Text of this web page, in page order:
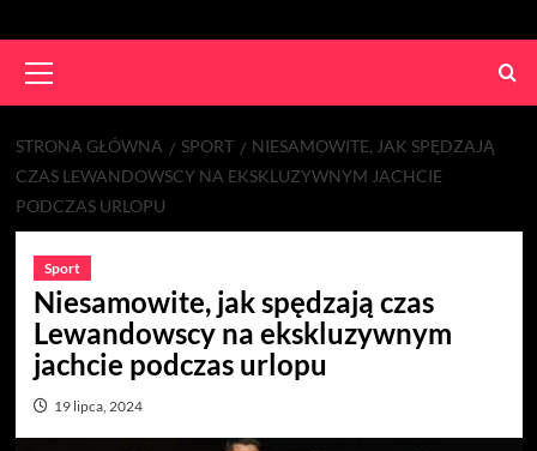
Menu
STRONA GŁÓWNA SPORT
NIESAMOWITE, JAK SPĘDZAJĄ
CZAS LEWANDOWSCY NA EKSKLUZYWNYM JACHCIE
PODCZAS URLOPU
Sport
Niesamowite, jak spędzają czas
Lewandowscy na ekskluzywnym
jachcie podczas urlopu
19 lipca, 2024